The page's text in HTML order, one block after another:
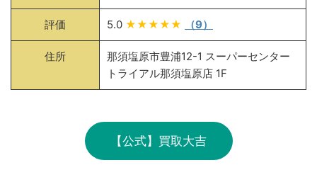
評価 5.0 ★★★★★ （9）
住所
那須塩原市豊浦12-1 スーパーセンター
トライアル那須塩原店 1F
【公式】買取大吉